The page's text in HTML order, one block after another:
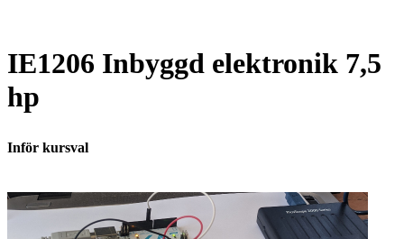
IE1206 Inbyggd elektronik 7,5
hp
Inför kursval